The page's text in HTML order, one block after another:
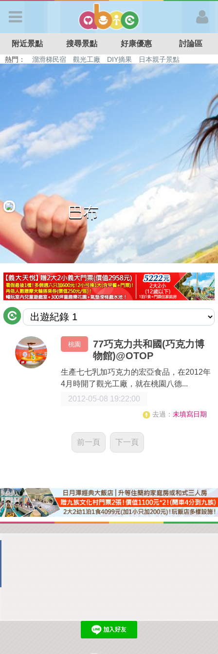
APP登入
首 頁
搜尋景點
好康優惠
最新留言
商家合作
推薦景點
討論區
聯絡我們
APP下載
附近景點 搜尋景點 好康優惠 討論區
熱門： 溜滑梯民宿 觀光工廠 DIY摘果
日本親子景點
特色遊戲場
親子住房優惠 台北親子餐廳 溫泉泡湯SPA
巴布
桃園
77巧克力共和國(巧克力博
物館)@OTOP
生產七七乳加巧克力的宏亞食品，在2012年
4月時開了觀光工廠，就在桃園八德...
2012-05-08 19:22:00
去過： 未填寫日期
前一頁 下一頁